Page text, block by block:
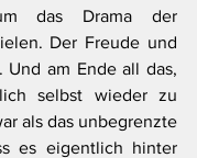
das Drama der
Der Freude und
Und am Ende all das,
selbst wieder zu
als das unbegrenzte
es eigentlich hinter